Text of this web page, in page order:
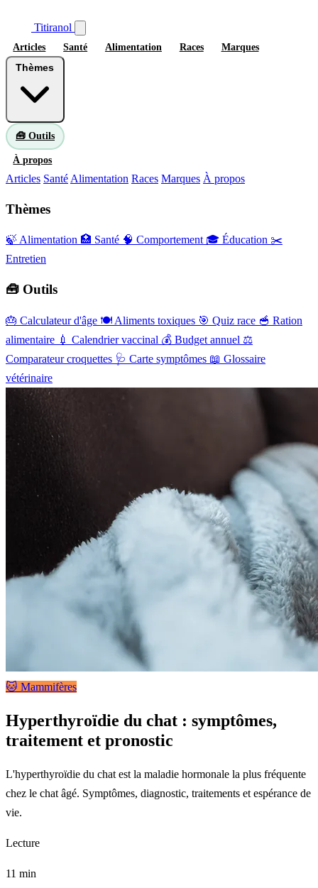
Titiranol
Articles Santé Alimentation Races Marques
🧰 Outils
À propos
Articles Santé Alimentation Races Marques À propos
Thèmes
🍃 Alimentation 🏥 Santé 🧠 Comportement 🎓 Éducation ✂️
Entretien
🧰 Outils
🎂 Calculateur d'âge 🍽️ Aliments toxiques 🎯 Quiz race 🥣 Ration
alimentaire 💉 Calendrier vaccinal 💰 Budget annuel ⚖️
Comparateur croquettes 🩺 Carte symptômes 📖 Glossaire
vétérinaire
🐱 Mammifères
Hyperthyroïdie du chat : symptômes,
traitement et pronostic
L'hyperthyroïdie du chat est la maladie hormonale la plus fréquente
chez le chat âgé. Symptômes, diagnostic, traitements et espérance de
vie.
Lecture
11 min